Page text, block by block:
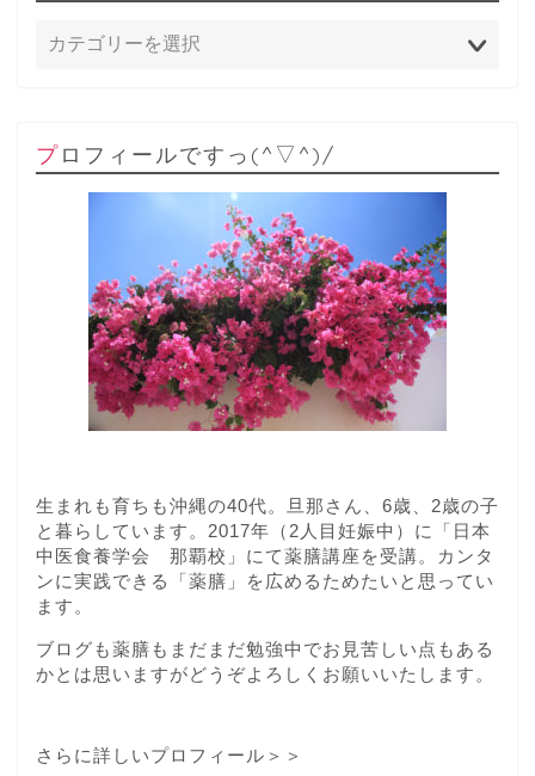
プロフィールですっ(^▽^)/
生まれも育ちも沖縄の40代。旦那さん、6歳、2歳の子
と暮らしています。2017年（2人目妊娠中）に「日本
中医食養学会 那覇校」にて薬膳講座を受講。カンタ
ンに実践できる「薬膳」を広めるためたいと思ってい
ます。
ブログも薬膳もまだまだ勉強中でお見苦しい点もある
かとは思いますがどうぞよろしくお願いいたします。
さらに詳しいプロフィール＞＞